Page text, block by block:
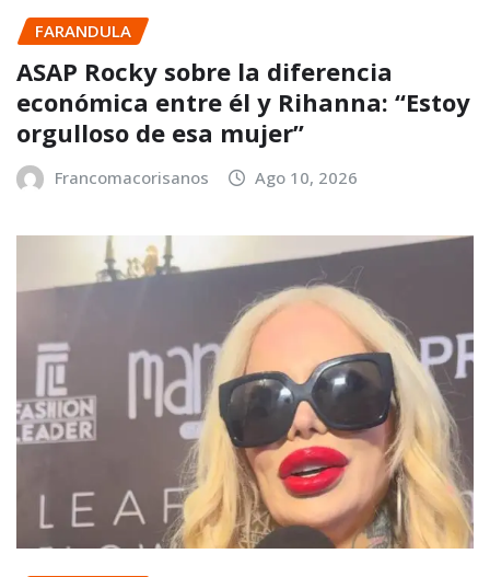
FARANDULA
ASAP Rocky sobre la diferencia
económica entre él y Rihanna: “Estoy
orgulloso de esa mujer”
Francomacorisanos Ago 10, 2026